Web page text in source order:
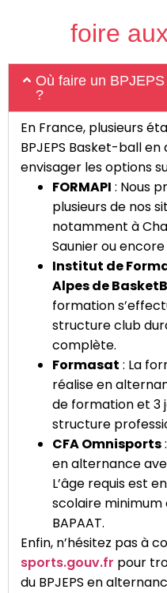
foire
Où faire un
?
En France, plusieurs
BPJEPS Basket-ball
envisager les options
FORMAPI : Nous
plusieurs de nos
notamment à
Saunier ou
Institut de
Alpes de
formation
structure club
complète.
Formasat : La
réalise en
de formation et 3
structure
CFA Omnisports
en alternance
L’âge requis est
scolaire
BAPAAT.
Enfin, n’hésitez pas à
sports.gouv.fr pour
du BPJEPS en